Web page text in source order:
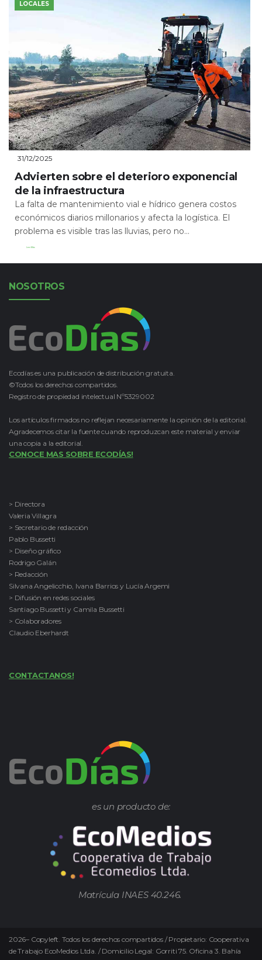
LOCALES
31/12/2025
Advierten sobre el deterioro exponencial
de la infraestructura
La falta de mantenimiento vial e hídrico genera costos
económicos diarios millonarios y afecta la logística. El
problema es visible tras las lluvias, pero no...
Leer Más
NOSOTROS
Ecodías es una publicación de distribución gratuita.
©Todos los derechos compartidos.
Registro de propiedad intelectual Nº5329002
Los artículos firmados no reflejan necesariamente la opinión de la editorial.
Agradecemos citar la fuente cuando reproduzcan este material y enviar
una copia a la editorial.
CONOCE MAS SOBRE ECODÍAS!
> Directora
Valeria Villagra
> Secretario de redacción
Pablo Bussetti
> Diseño gráfico
Rodrigo Galán
> Redacción
Silvana Angelicchio, Ivana Barrios y Lucía Argemi
> Difusión en redes sociales
Santiago Bussetti y Camila Bussetti
> Colaboradores
Claudio Eberhardt
CONTACTANOS!
es un producto de:
Matrícula INAES 40.246.
2026– Copyleft. Todos los derechos compartidos / Propietario: Cooperativa
de Trabajo EcoMedios Ltda. / Domicilio Legal: Gorriti 75. Oficina 3. Bahía